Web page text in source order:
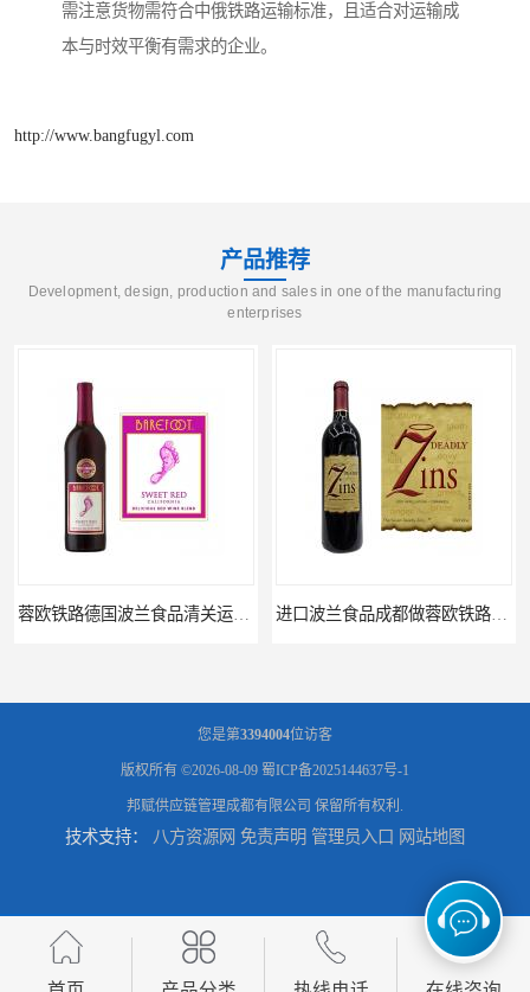
需注意货物需符合中俄铁路运输标准，且适合对运输成
本与时效平衡有需求的企业。
http://www.bangfugyl.com
产品推荐
Development, design, production and sales in one of the manufacturing
enterprises
蓉欧铁路清关订柜公司，波兰德国蓉欧铁路门到门 成都运到吉隆口岸物流运输，成都到西藏物流
您是第3394004位访客
版权所有 ©2026-08-09 蜀ICP备2025144637号-1
邦赋供应链管理成都有限公司 保留所有权利.
技术支持： 八方资源网 免责声明 管理员入口 网站地图